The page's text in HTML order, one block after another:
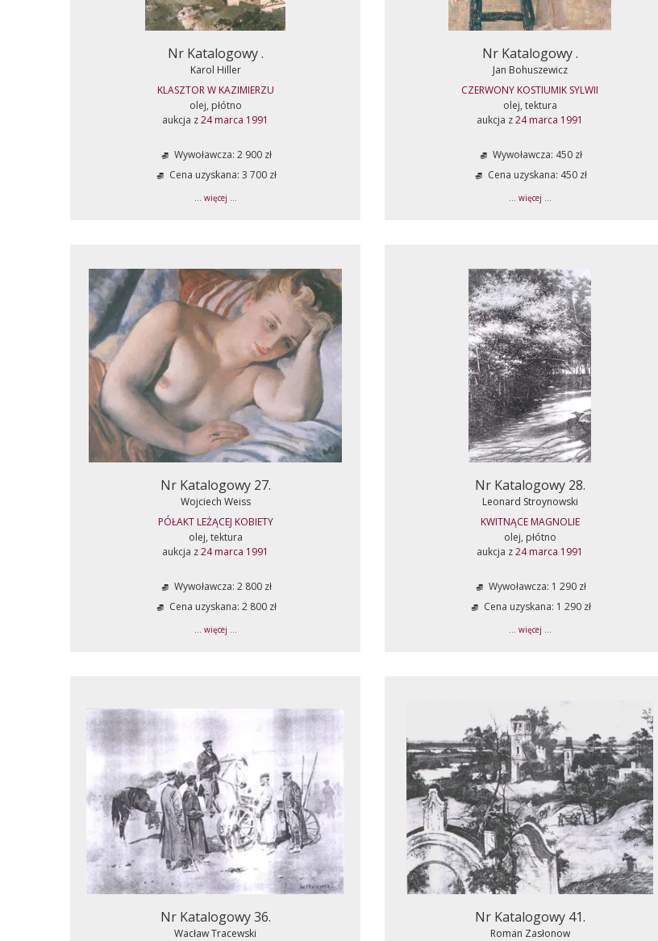
Nr Katalogowy .
Karol Hiller
KLASZTOR W KAZIMIERZU
olej, płótno
aukcja z24 marca 1991
Wywoławcza: 2 900 zł
Cena uzyskana: 3 700 zł
... więcej ...
Nr Katalogowy .
Jan Bohuszewicz
CZERWONY KOSTIUMIK SYLWII
olej, tektura
aukcja z24 marca 1991
Wywoławcza: 450 zł
Cena uzyskana: 450 zł
... więcej ...
Nr Katalogowy 27.
Wojciech Weiss
PÓŁAKT LEŻĄCEJ KOBIETY
olej, tektura
aukcja z24 marca 1991
Wywoławcza: 2 800 zł
Cena uzyskana: 2 800 zł
... więcej ...
Nr Katalogowy 28.
Leonard Stroynowski
KWITNĄCE MAGNOLIE
olej, płótno
aukcja z24 marca 1991
Wywoławcza: 1 290 zł
Cena uzyskana: 1 290 zł
... więcej ...
Nr Katalogowy 36.
Wacław Tracewski
Nr Katalogowy 41.
Roman Zasłonow